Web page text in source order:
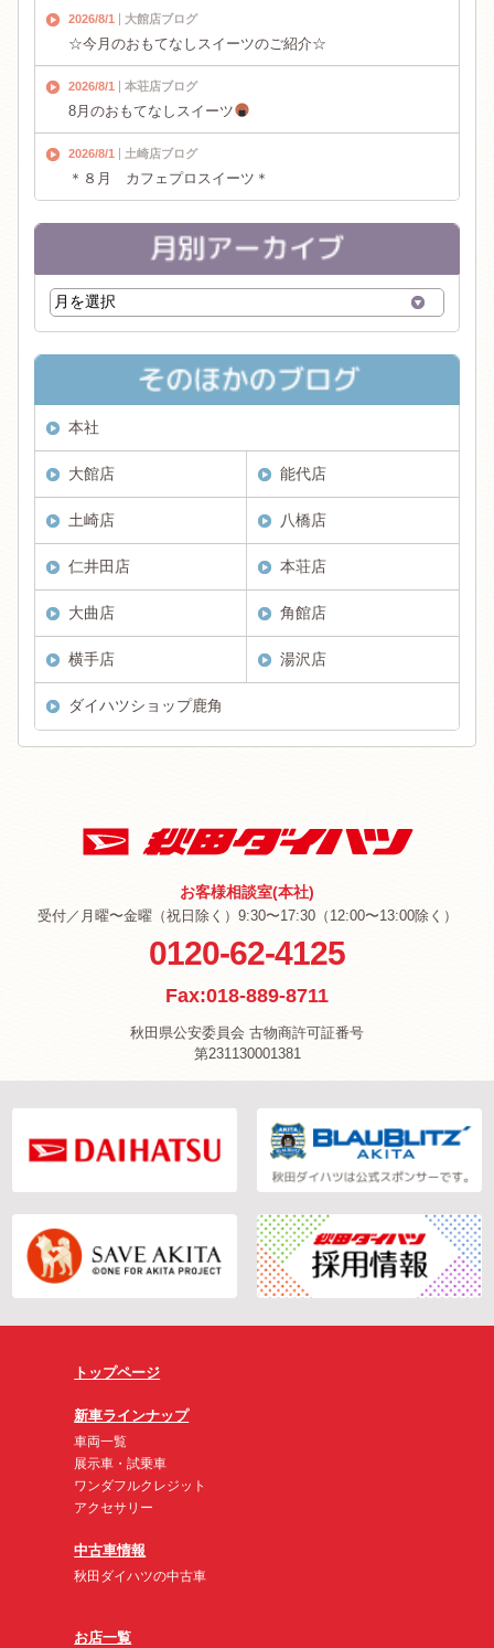
2026/8/1 大館店ブログ
☆今月のおもてなしスイーツのご紹介☆
2026/8/1 本荘店ブログ
8月のおもてなしスイーツ
2026/8/1 土崎店ブログ
＊８月 カフェプロスイーツ＊
本社
大館店 能代店
土崎店 八橋店
仁井田店 本荘店
大曲店 角館店
横手店 湯沢店
ダイハツショップ鹿角
お客様相談室(本社)
受付／月曜〜金曜（祝日除く）9:30〜17:30（12:00〜13:00除く）
0120-62-4125
Fax:018-889-8711
秋田県公安委員会 古物商許可証番号
第231130001381
トップページ
新車ラインナップ
車両一覧
展示車・試乗車
ワンダフルクレジット
アクセサリー
中古車情報
秋田ダイハツの中古車
お店一覧